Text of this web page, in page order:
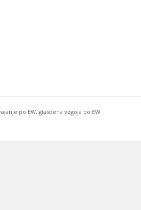
po EW, glasbena vzgoja po EW.